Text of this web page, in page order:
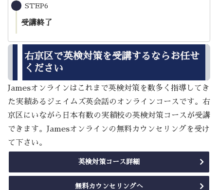
STEP6
受講終了
右京区で英検対策を受講するならお任せ
ください
Jamesオンラインはこれまで英検対策を数多く指導してき
た実績あるジェイムズ英会話のオンラインコースです。右
京区にいながら日本有数の実績校の英検対策コースが受講
できます。Jamesオンラインの無料カウンセリングを受け
て下さい。
英検対策コース詳細
無料カウンセリングへ